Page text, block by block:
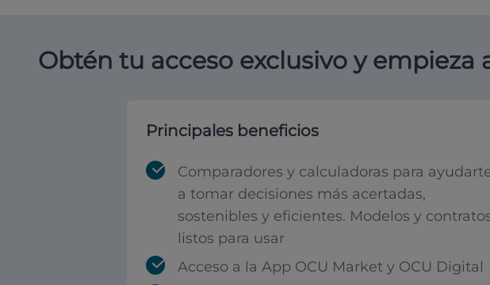
Obtén tu acceso exclusivo y
Principales beneficios
Comparadores y calculadoras para
a tomar decisiones más acertadas,
sostenibles y eficientes. Modelos y
listos para usar
Acceso a la App OCU Market y OCU Digital